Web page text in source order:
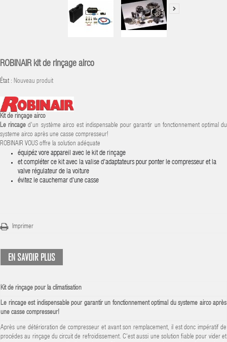
ROBINAIR kit de rinçage airco
État : Nouveau produit
Kit de rinçage airco
Le rincaged'un système airco est indispensable pour garantir un fonctionnement optimal du
systeme airco après une casse compresseur!
ROBINAIR VOUS offre la solution adéquate
équipéz vore appareil avec le kit de rinçage
et compléter ce kit avec la valise d'adaptateurs pour ponter le compresseur et la
valve régulateur de la voiture
évitez le cauchemar d'une casse
Imprimer
EN SAVOIR PLUS
Kit de rinçage pour la climatisation
Le rincage est indispensable pour garantir un fonctionnement optimal du systeme airco après
une casse compresseur!
Après une détérioration de compresseur et avant son remplacement, il est donc impératif de
procédes au rinçage du circuit de refroidissement. C'est aussi une solution fiable pour vider et